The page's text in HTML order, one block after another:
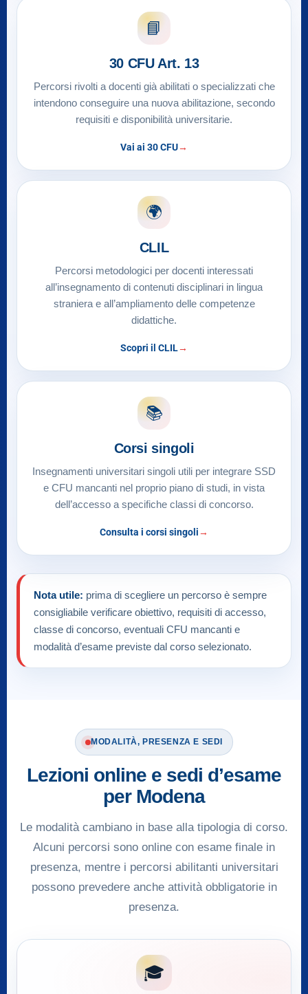
📘
30 CFU Art. 13
Percorsi rivolti a docenti già abilitati o specializzati che
intendono conseguire una nuova abilitazione, secondo
requisiti e disponibilità universitarie.
Vai ai 30 CFU
🌍
CLIL
Percorsi metodologici per docenti interessati
all’insegnamento di contenuti disciplinari in lingua
straniera e all’ampliamento delle competenze
didattiche.
Scopri il CLIL
📚
Corsi singoli
Insegnamenti universitari singoli utili per integrare SSD
e CFU mancanti nel proprio piano di studi, in vista
dell’accesso a specifiche classi di concorso.
Consulta i corsi singoli
Nota utile: prima di scegliere un percorso è sempre
consigliabile verificare obiettivo, requisiti di accesso,
classe di concorso, eventuali CFU mancanti e
modalità d’esame previste dal corso selezionato.
MODALITÀ, PRESENZA E SEDI
Lezioni online e sedi d’esame
per Modena
Le modalità cambiano in base alla tipologia di corso.
Alcuni percorsi sono online con esame finale in
presenza, mentre i percorsi abilitanti universitari
possono prevedere anche attività obbligatorie in
presenza.
🎓